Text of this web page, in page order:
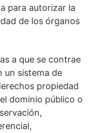
para autorizar la
de los órganos
a que se contrae
un sistema de
propiedad
dominio público o